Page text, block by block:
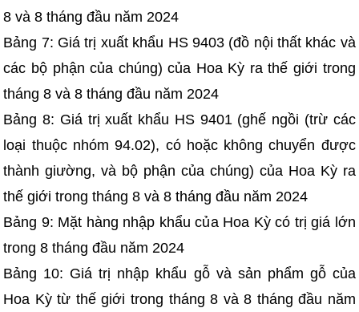
8 và 8 tháng đầu năm 2024
Bảng 7: Giá trị xuất khẩu HS 9403 (đồ nội thất khác và
các bộ phận của chúng) của Hoa Kỳ ra thế giới trong
tháng 8 và 8 tháng đầu năm 2024
Bảng 8: Giá trị xuất khẩu HS 9401 (ghế ngồi (trừ các
loại thuộc nhóm 94.02), có hoặc không chuyển được
thành giường, và bộ phận của chúng) của Hoa Kỳ ra
thế giới trong tháng 8 và 8 tháng đầu năm 2024
Bảng 9: Mặt hàng nhập khẩu của Hoa Kỳ có trị giá lớn
trong 8 tháng đầu năm 2024
Bảng 10: Giá trị nhập khẩu gỗ và sản phẩm gỗ của
Hoa Kỳ từ thế giới trong tháng 8 và 8 tháng đầu năm